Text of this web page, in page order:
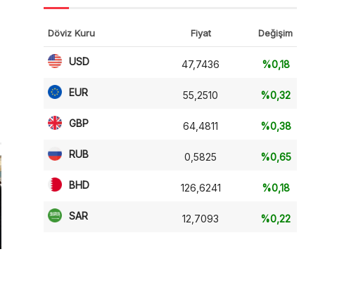
Döviz Kuru Fiyat Değişim
USD 47,7436 %0,18
EUR 55,2510 %0,32
GBP 64,4811 %0,38
RUB 0,5825 %0,65
BHD 126,6241 %0,18
SAR 12,7093 %0,22